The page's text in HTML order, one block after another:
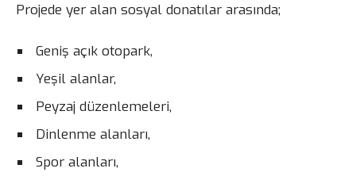
Projede yer alan sosyal donatılar arasında;
Geniş açık otopark,
Yeşil alanlar,
Peyzaj düzenlemeleri,
Dinlenme alanları,
Spor alanları,